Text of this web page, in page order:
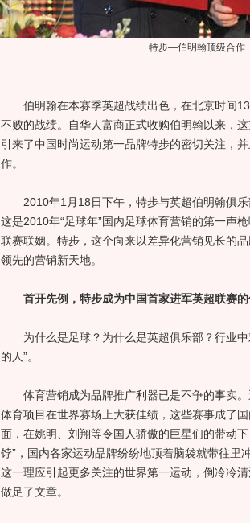
特步—伯明翰顶级合作
伯明翰在本赛季英超战绩出色，在北京时间13
不败的战绩。自华人富商正式收购伯明翰以来，
引来了中国时尚运动第一品牌特步的密切关注，
作。
2010年1月18日下午，特步与英超伯明翰俱乐
这是2010年“足球年”国内足球体育营销的第一声
联赛联姻。特步，这个向来以差异化营销见长的
领先的营销新天地。
首开先例，特步成为中国首家进军英超联赛的
为什么是足球？为什么是英超俱乐部？行业中
的人”。
体育营销成为品牌推广利器已是不争的事实。
体育项目在世界赛场上大获佳绩，这些赛事成了
面，在姚明、刘翔等令国人骄傲的巨星们的带动
饽”，国内各家运动品牌纷纷地顶着脑袋就带往里
这一理应引起更多关注的世界第一运动，倒冷冷
做足了文章。